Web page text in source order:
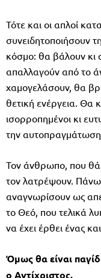
Τότε και οι απλοί
συνειδητοποιήσουν
κόσμο: θα βάλουν κι
απαλλαγούν από το
χαμογελάσουν, θα
θετική ενέργεια. Θα
ισορροπημένοι κι
την αυτοπραγμάτωση.
Τον άνθρωπο, που θά
τον λατρέψουν.
αναγνωρίσουν ως
το Θεό, που τελικά
να έχει έρθει ένας
Όμως θα είναι
ο Αντίχριστος.